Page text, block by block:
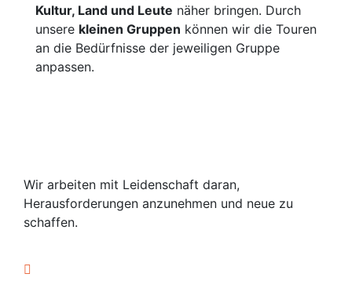
Kultur, Land und Leute näher bringen. Durch
unsere kleinen Gruppen können wir die Touren
an die Bedürfnisse der jeweiligen Gruppe
anpassen.
Wir arbeiten mit Leidenschaft daran,
Herausforderungen anzunehmen und neue zu
schaffen.